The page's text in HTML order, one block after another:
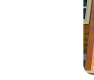
50 commentaires : 4,88